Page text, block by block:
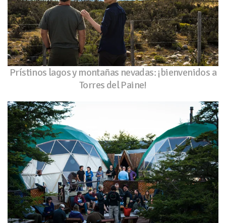
Prístinos lagos y montañas nevadas: ¡bienvenidos a
Torres del Paine!